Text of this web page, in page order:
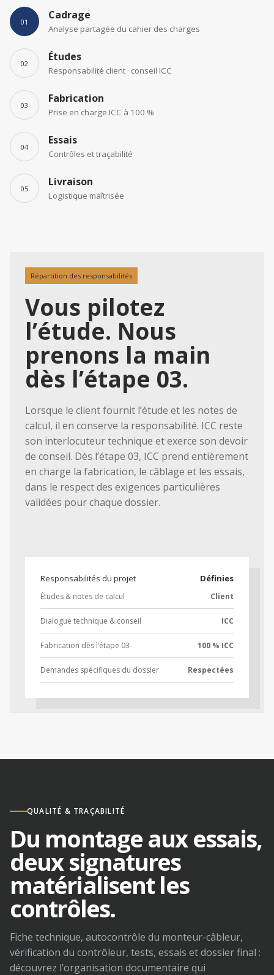
01 Cadrage
Analyse partagée du cahier des charges
02 Études
Responsabilité client · conseil ICC
03 Fabrication
Prise en charge ICC à 100 %
04 Essais
Contrôles et traçabilité
05 Livraison
Logistique maîtrisée
Répartition des responsabilités
Vous pilotez
l’étude. Nous
prenons la main
dès l’étape 03.
Lorsque le client fournit l’étude et les notes de
calcul, il en conserve la responsabilité. ICC reste
son interlocuteur technique et exerce son devoir
de conseil. Dès l’étape 03, ICC prend entièrement
en charge la fabrication, le câblage et les essais,
dans le respect des exigences particulières
validées pour chaque dossier.
Responsabilités du projet Définies
Études & notes de calcul Client
Dialogue technique & conseil ICC
Fabrication dès l’étape 03 100 % ICC
Demandes spécifiques du dossier Respectées
QUALITÉ & TRAÇABILITÉ
Du montage aux essais,
deux signatures
matérialisent les
contrôles.
Fiche technique, autocontrôle du monteur-câbleur,
vérification du contrôleur, tests, essais et dossier final :
découvrez l’organisation documentaire qui